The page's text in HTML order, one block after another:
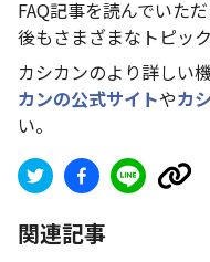
FAQ記事を読んでいた
後もさまざまなトピッ
カシカンのより詳しい
カンの公式サイトやカ
い。
関連記事